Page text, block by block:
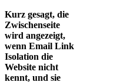
Kurz gesagt, die
Zwischenseite
wird angezeigt,
wenn Email Link
Isolation die
Website nicht
kennt, und sie